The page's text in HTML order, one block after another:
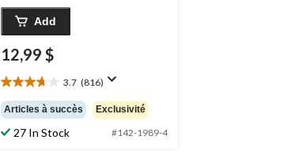
Add
12,99 $
3.7 (816)
3.7
étoile(s)
sur
5.
Articles à succès Exclusivité
27 In Stock #142-1989-4